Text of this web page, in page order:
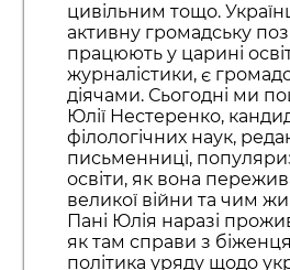
цивільним тощо.
активну громадську
працюють у царині
журналістики, є
діячами. Сьогодні ми
Юлії Нестеренко,
філологічних наук,
письменниці,
освіти, як вона
великої війни та чим
Пані Юлія наразі
як там справи з
політика уряду щодо